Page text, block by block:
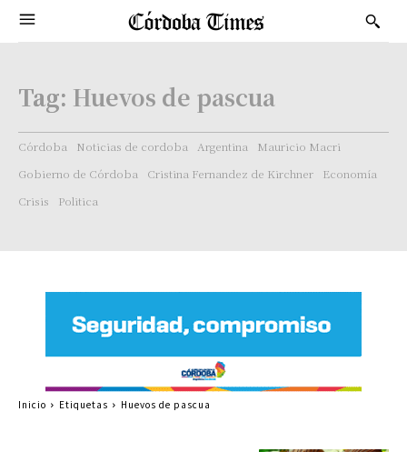
Tag: Huevos de pascua
Córdoba Noticias de cordoba Argentina
Mauricio Macri
Gobierno de Córdoba
Cristina Fernandez de Kirchner
Economía
Crisis
Politica
Inicio Etiquetas Huevos de pascua